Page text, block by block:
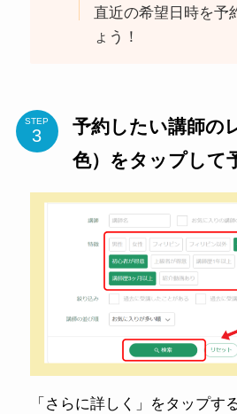
直近の希望日時を予
ょう！
STEP
予約したい講師の
色）をタップして
「さらに詳しく」をタップす